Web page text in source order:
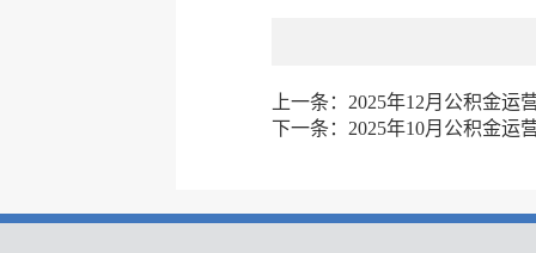
上一条： 2025年12月公积金运
下一条： 2025年10月公积金运